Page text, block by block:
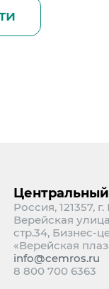
Россия, 121357,
Верейская
стр.34, Бизнес-
«Верейская
info@cemros.ru
8 800 700 6363